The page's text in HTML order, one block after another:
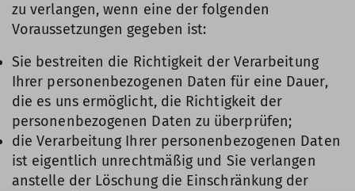
zu verlangen, wenn eine der folgenden
Voraussetzungen gegeben ist:
Sie bestreiten die Richtigkeit der Verarbeitung
Ihrer personenbezogenen Daten für eine Dauer,
die es uns ermöglicht, die Richtigkeit der
personenbezogenen Daten zu überprüfen;
die Verarbeitung Ihrer personenbezogenen Daten
ist eigentlich unrechtmäßig und Sie verlangen
anstelle der Löschung die Einschränkung der